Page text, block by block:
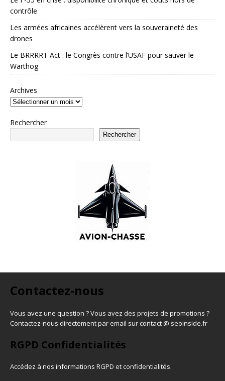
contrôle
Les armées africaines accélèrent vers la souveraineté des
drones
Le BRRRRT Act : le Congrès contre l’USAF pour sauver le
Warthog
Archives
Rechercher
Rechercher
Contactez-nous
Vous avez une question ? Vous avez des projets de promotions ?
Contactez-nous directement par email sur contact @ seoinside.fr
RGPD Confidentialités
Accédez à nos informations RGPD et confidentialités.